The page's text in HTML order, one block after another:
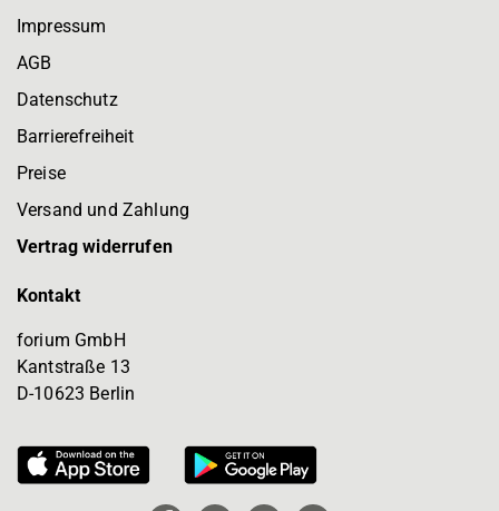
Impressum
AGB
Datenschutz
Barrierefreiheit
Preise
Versand und Zahlung
Vertrag widerrufen
Kontakt
forium GmbH
Kantstraße 13
D-10623 Berlin